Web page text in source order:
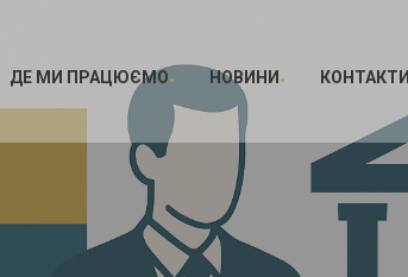
ДЕ МИ ПРАЦЮЄМО НОВИНИ КОНТАКТИ